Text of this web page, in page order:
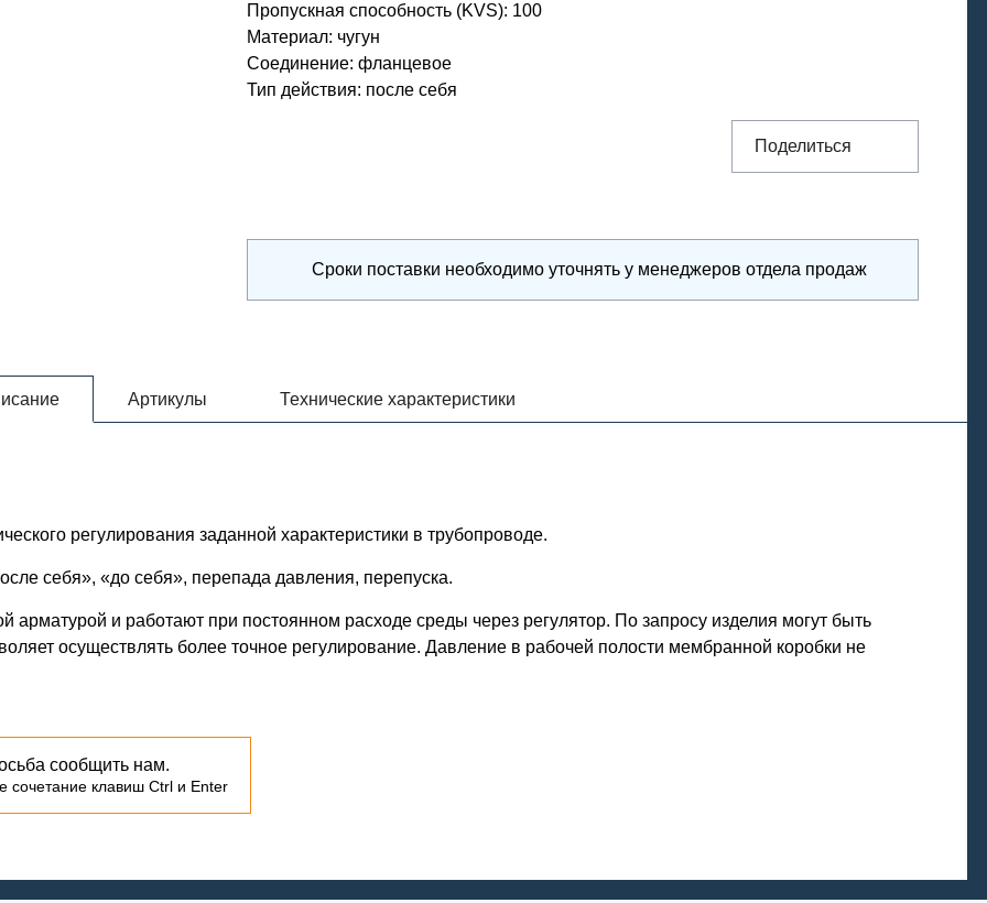
Пропускная способность (KVS): 100
Материал: чугун
Соединение: фланцевое
Тип действия: после себя
Поделиться
Сроки поставки необходимо уточнять у менеджеров отдела продаж
Артикулы Технические характеристики
регулирования заданной характеристики в трубопроводе.
себя», «до себя», перепада давления, перепуска.
арматурой и работают при постоянном расходе среды через регулятор. По запросу изделия могут быть
осуществлять более точное регулирование. Давление в рабочей полости мембранной коробки не
сообщить нам.
сочетание клавиш Ctrl и Enter